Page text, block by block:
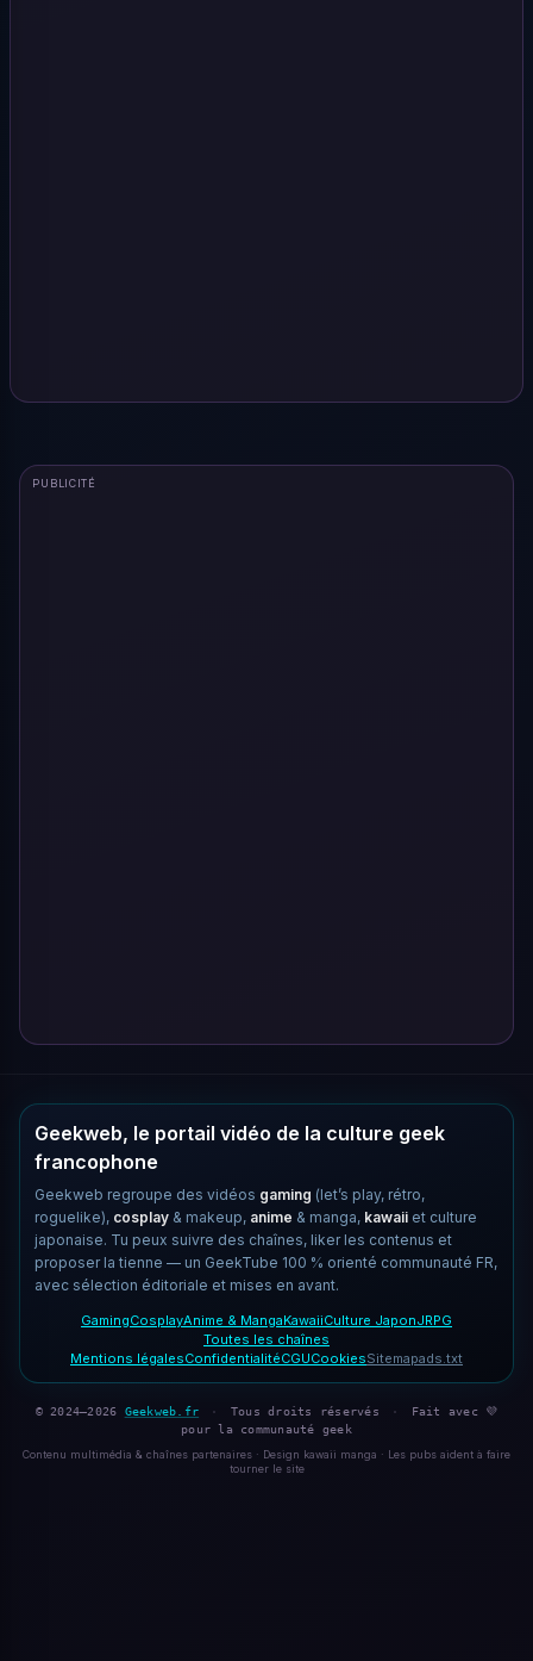
PUBLICITÉ
Geekweb, le portail vidéo de la culture geek
francophone
Geekweb regroupe des vidéos gaming (let’s play, rétro,
roguelike), cosplay & makeup, anime & manga, kawaii et culture
japonaise. Tu peux suivre des chaînes, liker les contenus et
proposer la tienne — un GeekTube 100 % orienté communauté FR,
avec sélection éditoriale et mises en avant.
GamingCosplayAnime & MangaKawaiiCulture JaponJRPG
Toutes les chaînes
Mentions légalesConfidentialitéCGUCookiesSitemapads.txt
© 2024–2026 Geekweb.fr · Tous droits réservés ·
Fait avec 💜
pour la communauté geek
Contenu multimédia & chaînes partenaires · Design kawaii manga · Les pubs aident à faire
tourner le site